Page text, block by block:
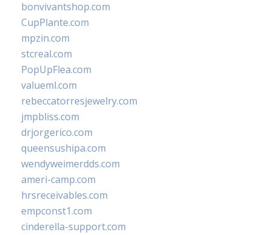
bonvivantshop.com
CupPlante.com
mpzin.com
stcreal.com
PopUpFlea.com
valueml.com
rebeccatorresjewelry.com
jmpbliss.com
drjorgerico.com
queensushipa.com
wendyweimerdds.com
ameri-camp.com
hrsreceivables.com
empconst1.com
cinderella-support.com